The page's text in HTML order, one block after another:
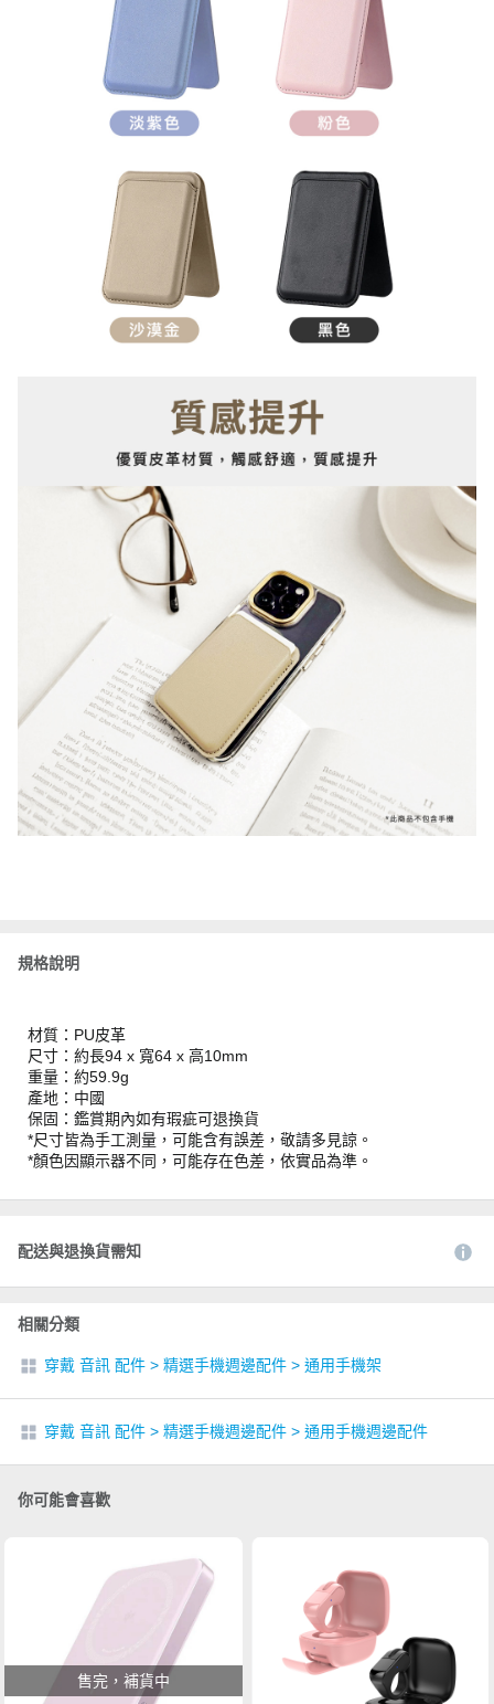
規格說明
材質：PU皮革
尺寸：約長94 x 寬64 x 高10mm
重量：約59.9g
產地：中國
保固：鑑賞期內如有瑕疵可退換貨
*尺寸皆為手工測量，可能含有誤差，敬請多見諒。
*顏色因顯示器不同，可能存在色差，依實品為準。
配送與退換貨需知
相關分類
穿戴 音訊 配件 > 精選手機週邊配件 > 通用手機架
穿戴 音訊 配件 > 精選手機週邊配件 > 通用手機週邊配件
你可能會喜歡
售完，補貨中